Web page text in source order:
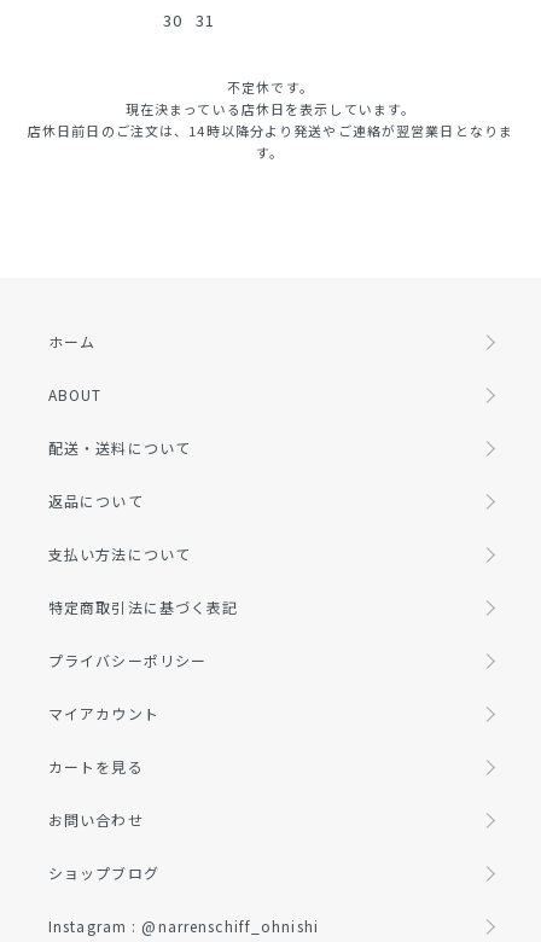
30
31
不定休です。
現在決まっている店休日を表示しています。
店休日前日のご注文は、14時以降分より発送やご連絡が翌営業日となりま
す。
ホーム
ABOUT
配送・送料について
返品について
支払い方法について
特定商取引法に基づく表記
プライバシーポリシー
マイアカウント
カートを見る
お問い合わせ
ショップブログ
Instagram : @narrenschiff_ohnishi